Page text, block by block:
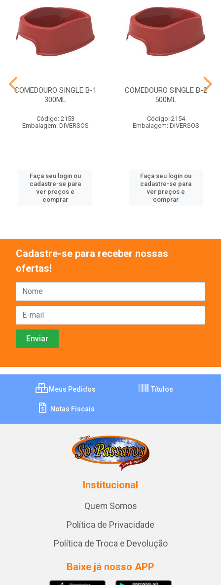
COMEDOURO SINGLE B-1
300ML
Código: 2153
Embalagem: DIVERSOS
Faça seu login ou
cadastre-se para
ver preços e
comprar
COMEDOURO SINGLE B-2
500ML
Código: 2154
Embalagem: DIVERSOS
Faça seu login ou
cadastre-se para
ver preços e
comprar
Cadastre-se para receber nossas
ofertas!
Meus Pedidos Títulos
Notas Fiscais
Institucional
Quem Somos
Política de Privacidade
Política de Troca e Devolução
Baixe já nosso APP